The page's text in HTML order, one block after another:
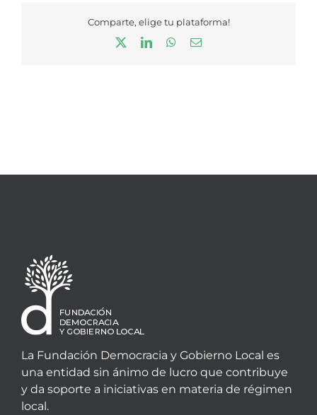
Comparte, elige tu plataforma!
LinkedInWhatsApp
Correo
La Fundación Democracia y Gobierno Local es
una entidad sin ánimo de lucro que contribuye
y da soporte a iniciativas en materia de régimen
local.